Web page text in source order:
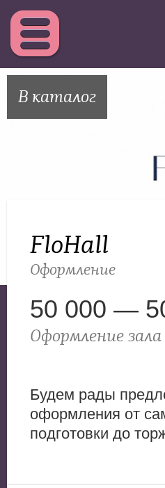
В каталог
FloHall
Оформление
50 000 —
Оформление зала
Будем рады
оформления от
подготовки до